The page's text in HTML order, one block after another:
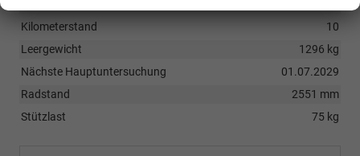
Kilometerstand
10
Leergewicht
1296 kg
Nächste Hauptuntersuchung
01.07.2029
Radstand
2551 mm
Stützlast
75 kg